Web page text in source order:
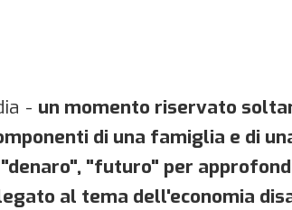
- un momento riservato
di una famiglia e di
"futuro" per
al tema dell'economia